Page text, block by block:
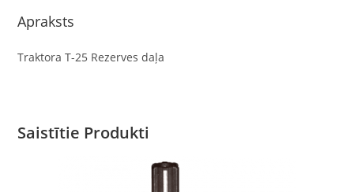
Apraksts
Traktora T-25 Rezerves daļa
Saistītie Produkti